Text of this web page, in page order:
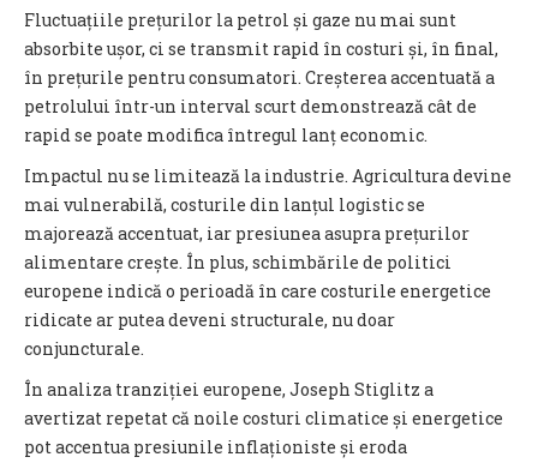
Fluctuațiile prețurilor la petrol și gaze nu mai sunt
absorbite ușor, ci se transmit rapid în costuri și, în final,
în prețurile pentru consumatori. Creșterea accentuată a
petrolului într-un interval scurt demonstrează cât de
rapid se poate modifica întregul lanț economic.
Impactul nu se limitează la industrie. Agricultura devine
mai vulnerabilă, costurile din lanțul logistic se
majorează accentuat, iar presiunea asupra prețurilor
alimentare crește. În plus, schimbările de politici
europene indică o perioadă în care costurile energetice
ridicate ar putea deveni structurale, nu doar
conjuncturale.
În analiza tranziției europene, Joseph Stiglitz a
avertizat repetat că noile costuri climatice și energetice
pot accentua presiunile inflaționiste și eroda